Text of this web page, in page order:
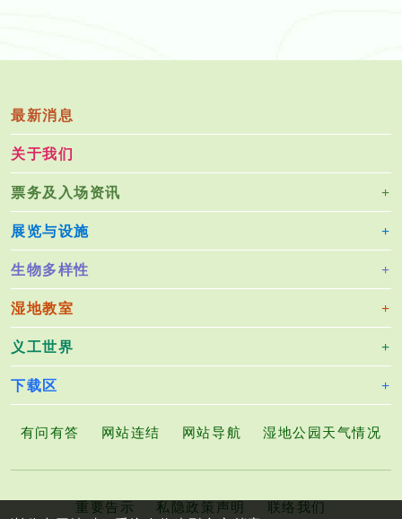
最新消息
关于我们
票务及入场资讯
展览与设施
生物多样性
湿地教室
义工世界
下载区
有问有答 网站连结 网站导航 湿地公园天气情况
重要告示 私隐政策声明
联络我们